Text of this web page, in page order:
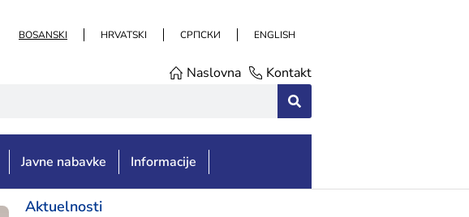
BOSANSKI HRVATSKI СРПСКИ ENGLISH
Naslovna Kontakt
Javne nabavke Informacije
Aktuelnosti